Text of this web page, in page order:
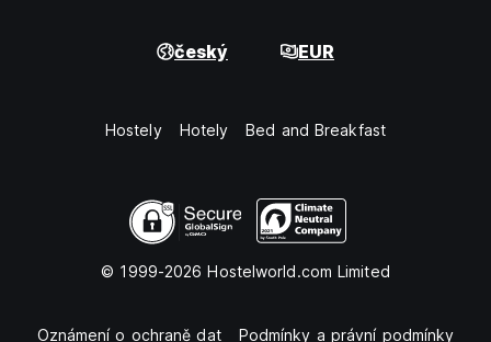
český EUR
Hostely Hotely Bed and Breakfast
© 1999-2026 Hostelworld.com Limited
Oznámení o ochraně dat Podmínky a právní podmínky